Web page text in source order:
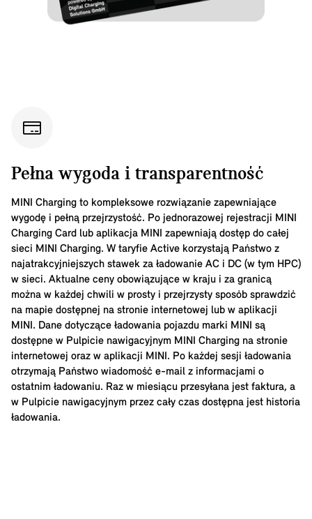
Pełna wygoda i transparentność
MINI Charging to kompleksowe rozwiązanie zapewniające
wygodę i pełną przejrzystość. Po jednorazowej rejestracji MINI
Charging Card lub aplikacja MINI zapewniają dostęp do całej
sieci MINI Charging. W taryfie Active korzystają Państwo z
najatrakcyjniejszych stawek za ładowanie AC i DC (w tym HPC)
w sieci. Aktualne ceny obowiązujące w kraju i za granicą
można w każdej chwili w prosty i przejrzysty sposób sprawdzić
na mapie dostępnej na stronie internetowej lub w aplikacji
MINI. Dane dotyczące ładowania pojazdu marki MINI są
dostępne w Pulpicie nawigacyjnym MINI Charging na stronie
internetowej oraz w aplikacji MINI. Po każdej sesji ładowania
otrzymają Państwo wiadomość e-mail z informacjami o
ostatnim ładowaniu. Raz w miesiącu przesyłana jest faktura, a
w Pulpicie nawigacyjnym przez cały czas dostępna jest historia
ładowania.